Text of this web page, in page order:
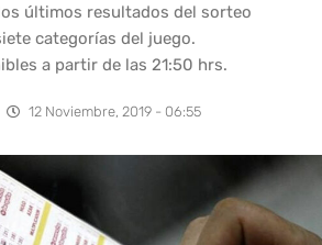
últimos resultados del sorteo
categorías del juego.
a partir de las 21:50 hrs.
12 Noviembre, 2019 - 06:55